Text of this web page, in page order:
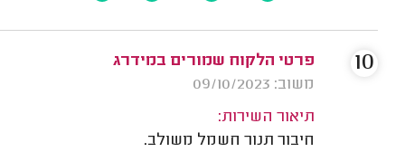
פרטי הלקוח שמורים במידרג
משוב: 09/10/2023
תיאור השירות:
חיבור תנור חשמל משולב.
10